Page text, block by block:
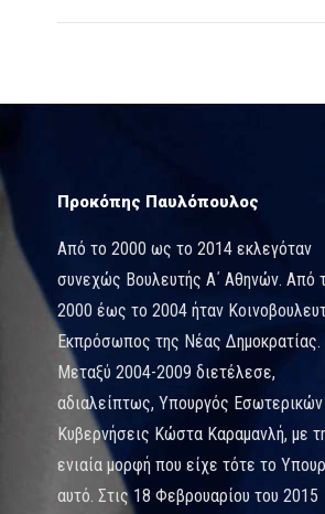
Προκόπης Παυλόπουλος
Από το 2000 ως το 2014 εκλεγόταν
συνεχώς Βουλευτής Α΄ Αθηνών. Από
2000 έως το 2004 ήταν
Εκπρόσωπος της Νέας Δημοκρατίας.
Μεταξύ 2004-2009 διετέλεσε,
αδιαλείπτως, Υπουργός Εσωτερικών
Κυβερνήσεις Κώστα Καραμανλή, με
ενιαία μορφή που είχε τότε το
αυτό. Στις 18 Φεβρουαρίου του 2015